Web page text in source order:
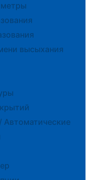
высыхания
Автоматические